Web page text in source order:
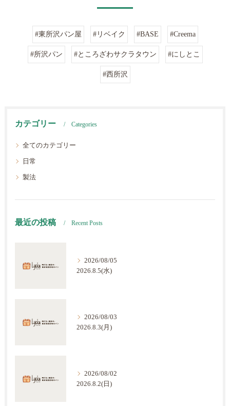
#東所沢パン屋 #リベイク #BASE #Creema
#所沢パン #ところざわサクラタウン #にしとこ
#西所沢
カテゴリー Categories
全てのカテゴリー
日常
製法
最近の投稿 Recent Posts
2026/08/05
2026.8.5(水)
2026/08/03
2026.8.3(月)
2026/08/02
2026.8.2(日)